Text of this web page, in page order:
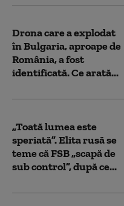
Drona care a explodat
în Bulgaria, aproape de
România, a fost
identificată. Ce arată...
„Toată lumea este
speriată”. Elita rusă se
teme că FSB „scapă de
sub control”, după ce...